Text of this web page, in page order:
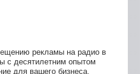
рекламы на радио в
с десятилетним опытом
для вашего бизнеса.